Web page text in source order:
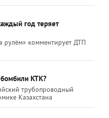
год теряет
рулём» комментирует ДТП
КТК?
трубопроводный
Казахстана